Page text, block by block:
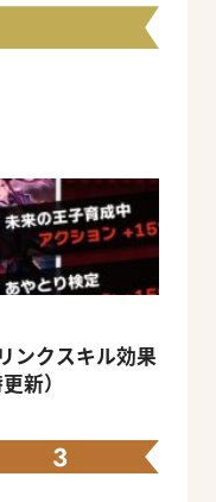
ンクスキル効果
新）
3